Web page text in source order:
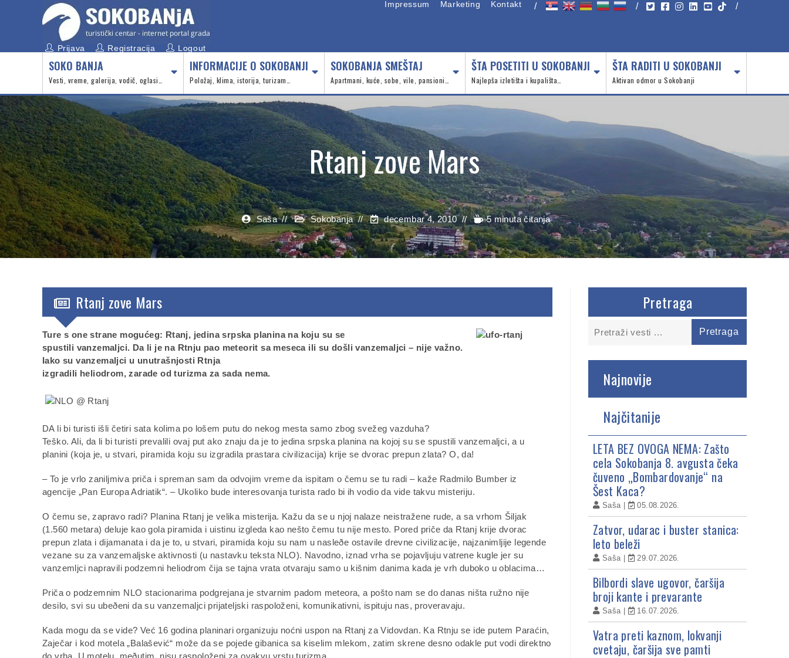
Impressum Marketing Kontakt / / /
Prijava Registracija Logout
SOKO BANJA
Vesti, vreme, galerija, vodič, oglasi…
INFORMACIJE O SOKOBANJI
Položaj, klima, istorija, turizam…
SOKOBANJA SMEŠTAJ
Apartmani, kuće, sobe, vile, pansioni…
ŠTA POSETITI U SOKOBANJI
Najlepša izletišta i kupališta…
ŠTA RADITI U SOKOBANJI
Aktivan odmor u Sokobanji
Rtanj zove Mars
Saša Sokobanja decembar 4, 2010 5 minuta čitanja
Rtanj zove Mars
Ture s one strane mogućeg: Rtanj, jedina srpska planina na koju su se
spustili vanzemaljci. Da li je na Rtnju pao meteorit sa meseca ili su došli vanzemaljci – nije važno.
Iako su vanzemaljci u unutrašnjosti Rtnja
izgradili heliodrom, zarade od turizma za sada nema.
DA li bi turisti išli četiri sata kolima po lošem putu do nekog mesta samo zbog svežeg vazduha?
Teško. Ali, da li bi turisti prevalili ovaj put ako znaju da je to jedina srpska planina na kojoj su se spustili vanzemaljci, a u
planini (koja je, u stvari, piramida koju su izgradila prastara civilizacija) krije se dvorac prepun zlata? O, da!
– To je vrlo zaniljmiva priča i spreman sam da odvojim vreme da ispitam o čemu se tu radi – kaže Radmilo Bumber iz
agencije „Pan Europa Adriatik“. – Ukoliko bude interesovanja turista rado bi ih vodio da vide takvu misteriju.
O čemu se, zapravo radi? Planina Rtanj je velika misterija. Kažu da se u njoj nalaze neistražene rude, a sa vrhom Šiljak
(1.560 metara) deluje kao gola piramida i uistinu izgleda kao nešto čemu tu nije mesto. Pored priče da Rtanj krije dvorac
prepun zlata i dijamanata i da je to, u stvari, piramida koju su nam u nasleðe ostavile drevne civilizacije, najzanimljije legende
vezane su za vanzemaljske aktivnosti (u nastavku teksta NLO). Navodno, iznad vrha se pojavljuju vatrene kugle jer su
vanzemljci napravili podzemni heliodrom čija se tajna vrata otvaraju samo u kišnim danima kada je vrh duboko u oblacima…
Priča o podzemnim NLO stacionarima podgrejana je stvarnim padom meteora, a pošto nam se do danas ništa ružno nije
desilo, svi su ubeðeni da su vanzemaljci prijateljski raspoloženi, komunikativni, ispituju nas, proveravaju.
Kada mogu da se vide? Već 16 godina planinari organizuju noćni uspon na Rtanj za Vidovdan. Ka Rtnju se ide putem Paraćin,
Zaječar i kod motela „Balašević“ može da se pojede gibanica sa kiselim mlekom, zatim skrene desno odakle put vodi direktno
do vrha. U motelu, meðutim, nisu raspoloženi za ovakvu vrstu turizma.
Pretraga
Najnovije
Najčitanije
LETA BEZ OVOGA NEMA: Zašto
cela Sokobanja 8. avgusta čeka
čuveno „Bombardovanje“ na
Šest Kaca?
Saša 05.08.2026.
Zatvor, udarac i buster stanica:
leto beleži
Saša 29.07.2026.
Bilbordi slave ugovor, čaršija
broji kante i prevarante
Saša 16.07.2026.
Vatra preti kaznom, lokvanji
cvetaju, čaršija sve pamti